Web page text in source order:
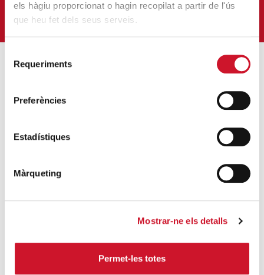
els hàgiu proporcionat o hagin recopilat a partir de l'ús
que heu fet dels seus serveis.
Requeriments
Preferències
Estadístiques
Màrqueting
Mostrar-ne els detalls
Permet-les totes
QUIERO SUSCRIBIRME
Un cambio renovador
SIGUE LEYENDO
Mucho más que comer
Endulzando la vida de los más pequeños
SIGUE LEYENDO